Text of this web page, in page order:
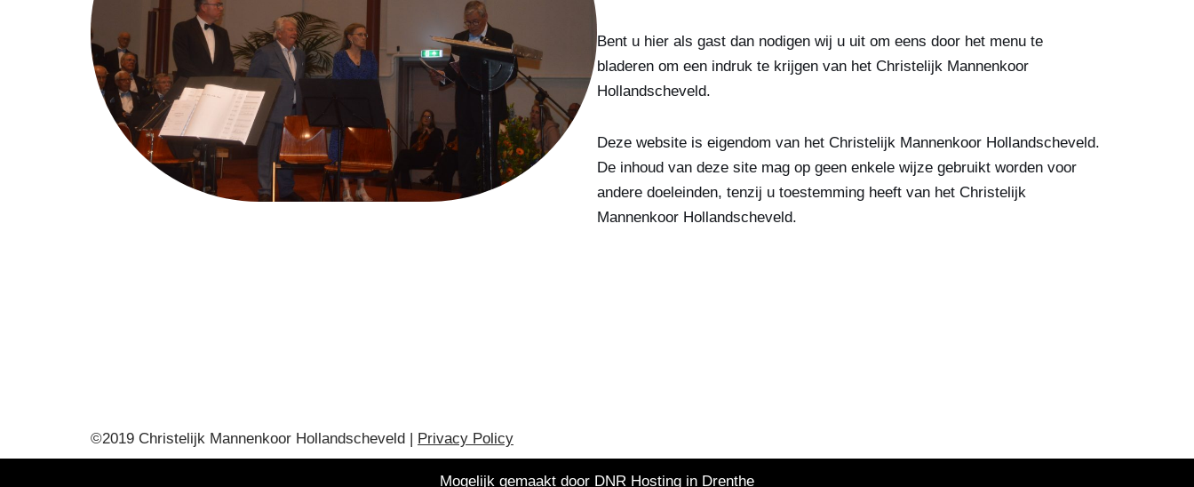
Bent u hier als gast dan nodigen wij u uit om eens door het menu te
bladeren om een indruk te krijgen van het Christelijk Mannenkoor
Hollandscheveld.
Deze website is eigendom van het Christelijk Mannenkoor Hollandscheveld.
De inhoud van deze site mag op geen enkele wijze gebruikt worden voor
andere doeleinden, tenzij u toestemming heeft van het Christelijk
Mannenkoor Hollandscheveld.
©2019 Christelijk Mannenkoor Hollandscheveld | Privacy Policy
Mogelijk gemaakt door DNR Hosting in Drenthe